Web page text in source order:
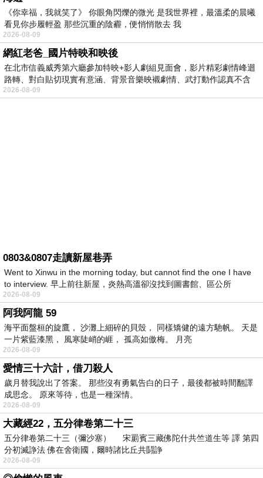
《你幸福，我就笑了》 你眼角閃爍的微光 是我世界裡，最溫柔的晨曦
看見你步履輕盈 那些沉重的陰霾，便悄悄散去 我
2026-08-09
網紅老爸_國片特映和映後
在北市信義威秀第六廳參加特映+影人劇組見面會，影片精彩劇情峰迴
路轉、對白貼切現實有意涵、背景音樂映襯劇情、武打動作認真不含
糊、
2026-08-09
0803&0807走讀新屋巷弄
Went to Xinwu in the morning today, but cannot find the one I have
to interview. 早上前往新屋，炎熱高溫卻沒找到圖書館、區公所
2026-08-09
阿我阿龍 59
海平面盤桓的旋鷹， 沙灘上細碎的貝殼， 同樣矯健的遠方馳帆。 天是
一片紫藍漆黑， 風寒陡峭的崕， 孤高如傲梅。 月亮
2026-08-09
愛情三十六計，借刀殺人
歲月替我說出了答案。 那些沒有勇氣告白的日子，最後都被時間翻譯
成思念。 原來等待，也是一種深情。
2026-08-09
大藏經22，五分律卷第二十三
五分律卷第二十三（彌沙塞） 宋罽賓三藏佛陀什共竺道生等 譯 第四
分初滅諍法 佛在舍衛國，爾時諸比丘共鬪諍
2026-08-09